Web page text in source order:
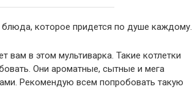
которое придется по душе каждому.
вам в этом мультиварка. Такие котлетки
Они ароматные, сытные и мега
Рекомендую всем попробовать такую